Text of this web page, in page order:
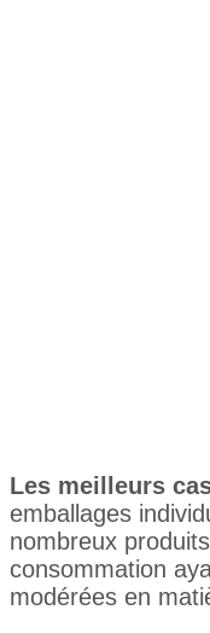
Les meilleurs
emballages
nombreux
consommation
modérées en